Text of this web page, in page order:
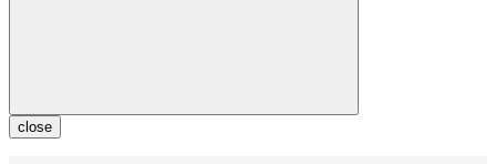
close